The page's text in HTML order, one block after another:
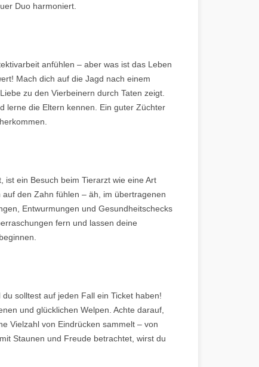
Duo harmoniert.
anfühlen – aber was ist das Leben
Mach dich auf die Jagd nach einem
zu den Vierbeinern durch Taten zeigt.
lerne die Eltern kennen. Ein guter Züchter
ein Besuch beim Tierarzt wie eine Art
den Zahn fühlen – äh, im übertragenen
Entwurmungen und Gesundheitschecks
fern und lassen deine
solltest auf jeden Fall ein Ticket haben!
und glücklichen Welpen. Achte darauf,
Vielzahl von Eindrücken sammelt – von
Staunen und Freude betrachtet, wirst du